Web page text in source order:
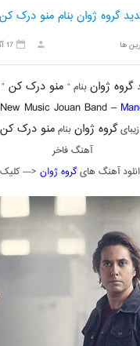
گروه ژوان بنام منو درک کن
ها 17 آگوست 2019
گروه ژوانبنام “ منو درک کن
Music Jouan Band –
گروه ژوانبناممنو درک کن
آهنگ فاخر
آهنگ هایگروه ژوان <— کلیک